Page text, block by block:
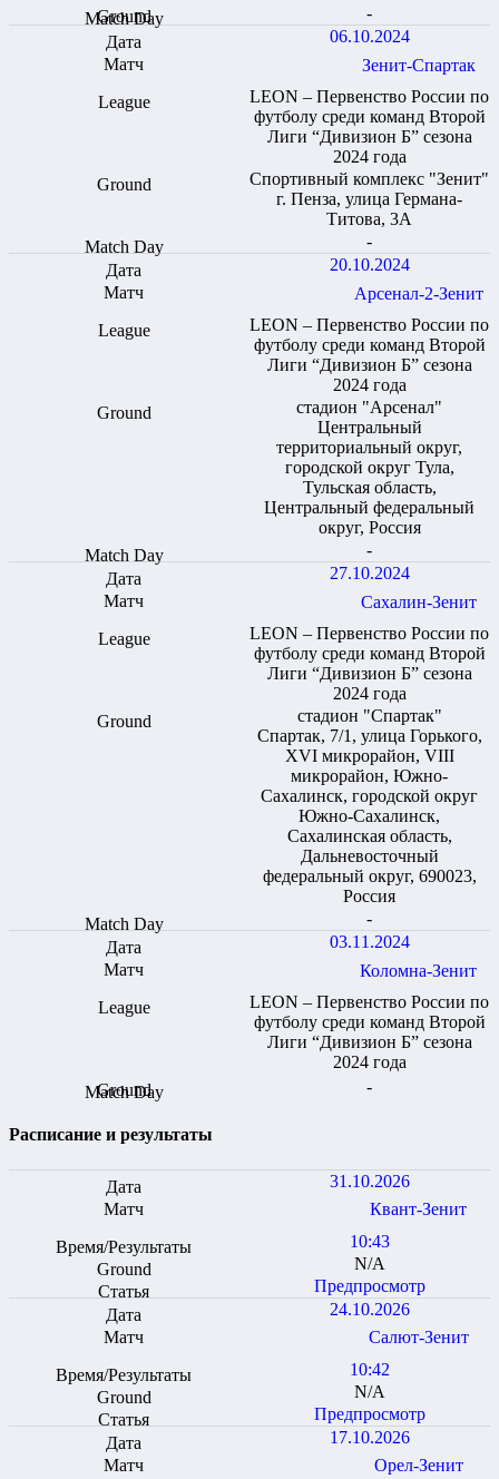
-
06.10.2024
Зенит-Спартак
LEON – Первенство России по
футболу среди команд Второй
Лиги “Дивизион Б” сезона
2024 года
Спортивный комплекс "Зенит"
г. Пенза, улица Германа-
Титова, 3А
-
20.10.2024
Арсенал-2-Зенит
LEON – Первенство России по
футболу среди команд Второй
Лиги “Дивизион Б” сезона
2024 года
стадион "Арсенал"
Центральный
территориальный округ,
городской округ Тула,
Тульская область,
Центральный федеральный
округ, Россия
-
27.10.2024
Сахалин-Зенит
LEON – Первенство России по
футболу среди команд Второй
Лиги “Дивизион Б” сезона
2024 года
стадион "Спартак"
Спартак, 7/1, улица Горького,
XVI микрорайон, VIII
микрорайон, Южно-
Сахалинск, городской округ
Южно-Сахалинск,
Сахалинская область,
Дальневосточный
федеральный округ, 690023,
Россия
-
03.11.2024
Коломна-Зенит
LEON – Первенство России по
футболу среди команд Второй
Лиги “Дивизион Б” сезона
2024 года
-
Расписание и результаты
31.10.2026
Квант-Зенит
10:43
N/A
Предпросмотр
24.10.2026
Салют-Зенит
10:42
N/A
Предпросмотр
17.10.2026
Орел-Зенит